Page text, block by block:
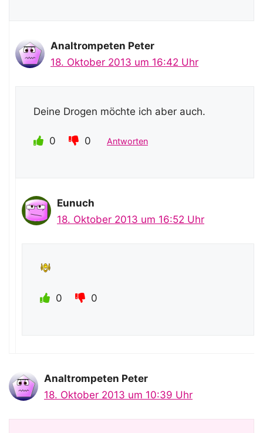
Analtrompeten Peter
18. Oktober 2013 um 16:42 Uhr
Deine Drogen möchte ich aber auch.
0 0 Antworten
Eunuch
18. Oktober 2013 um 16:52 Uhr
0 0
Analtrompeten Peter
18. Oktober 2013 um 10:39 Uhr